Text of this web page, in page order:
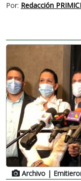
Por: Redacción
Archivo |